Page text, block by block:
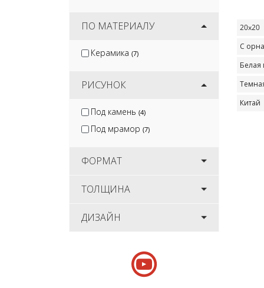
ПО МАТЕРИАЛУ
Керамика (7)
РИСУНОК
Под камень (4)
Под мрамор (7)
ФОРМАТ
ТОЛЩИНА
ДИЗАЙН
20x20
С
Белая
Китай